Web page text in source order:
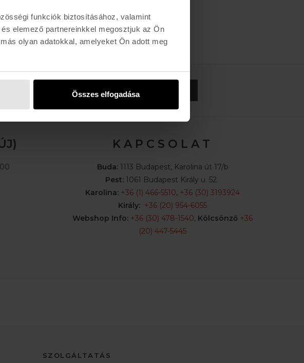
funkciók biztosításához, valamint
elemező partnereinkkel megosztjuk az Ön
olyan adatokkal, amelyeket Ön adott meg
Összes elfogadása
E-MAIL
FELIRATKOZOM »
K A P C S O L A T
Buda:1113 Budapest, Karolina út 17/b
Pest:1061 Budapest Király u. 52.
Karolina: +36 (1) 466-5510, +36 (30) 3193924
Király: +36 (20) 954-6055
Webshop Info: +36 (30) 478-1540, Kölcsönző +36
(20) 447-5445
SZOLGÁLTATÁS